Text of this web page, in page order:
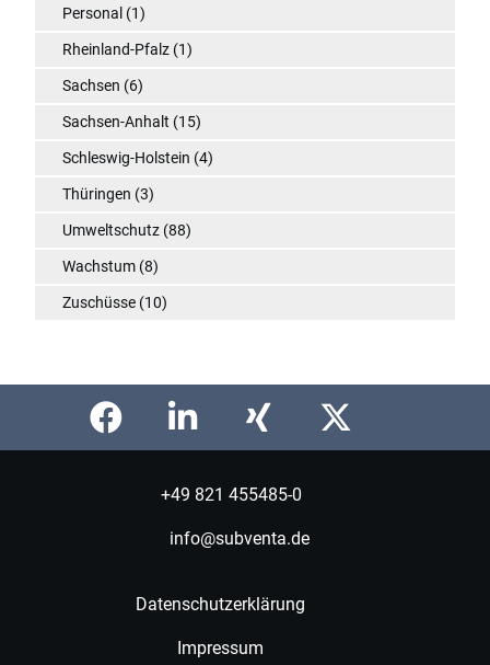
Personal (1)
Rheinland-Pfalz (1)
Sachsen (6)
Sachsen-Anhalt (15)
Schleswig-Holstein (4)
Thüringen (3)
Umweltschutz (88)
Wachstum (8)
Zuschüsse (10)
+49 821 455485-0
info@subventa.de
Datenschutzerklärung
Impressum